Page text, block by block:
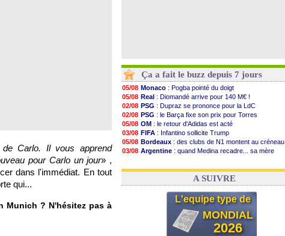
Carlo. Il vous apprend
pour Carlo un jour» ,
dans l'immédiat. En tout
qui...
Munich ? N'hésitez pas à
Ça a fait le buzz depuis 7 jours
05/08 Monaco : Pogba pointé du doigt
05/08 Real : Diomandé arrive pour 140 M€ !
02/08 PSG : Dupraz se prononce pour la LdC
02/08 PSG : le Barça fixe son prix pour Torres
05/08 OM : le retour d'Adidas est acté
03/08 FIFA : Infantino sollicite Trump
05/08 Bordeaux : des clubs de N1 montent au créneau
03/08 Argentine : quand Medina recadre... sa mère
03/08 OM: Paixão attire un 2e club anglais
A SUIVRE
L'equipe type de
MONDIAL
2026